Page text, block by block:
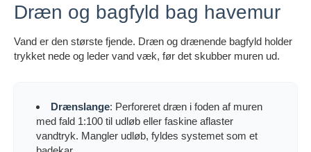
Dræn og bagfyld bag havemur
Vand er den største fjende. Dræn og drænende bagfyld holder
trykket nede og leder vand væk, før det skubber muren ud.
Drænslange: Perforeret dræn i foden af muren
med fald 1:100 til udløb eller faskine aflaster
vandtryk. Mangler udløb, fyldes systemet som et